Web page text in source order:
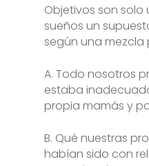
Objetivos son
sueños un
según una mezcla
A. Todo nosotros
estaba
propia mamás y
B. Qué nuestras
habían sido con